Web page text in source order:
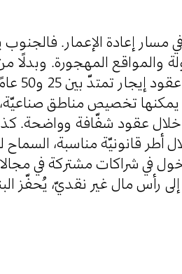
في مسار إعادة الإعمار.
والمواقع المهجورة.
عمليّة
تخصيص مناطق صناعيّة،
عقود شفّافة وواضحة.
قانونيّة مناسبة، السماح
في شراكات مشتركة في
رأس مال غير نقديّ، يُحفّز